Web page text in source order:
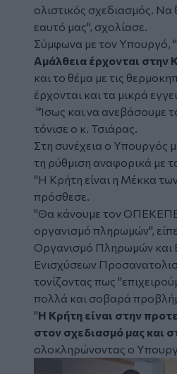
ολιστικός σχεδιασμός. Να
εαυτό μας", σχολίασε.
Σύμφωνα με τον Υπουργό, "
Αμάλθεια έρχονται στην
και το θέμα με τις
έρχονται και τα μικρά
"Ίσως και να ανεβάσουμε
τόνισε ο κ. Τσιάρας.
Στη συνέχεια ο Υπουργός
τη ρύθμιση αναφορικά με
"Η Κρήτη είναι η Μέκκα
πρόσθεσε.
"Θα κάνουμε τον ΟΠΕΚΕΠΕ
οργανισμό πληρωμών",
Οργανισμό Πληρωμών και
Ενισχύσεων
τονίζοντας πως
πολλά και σοβαρά
"Η Κρήτη είναι στην
στον σχεδιασμό μας και
ολοκληρώνοντας ο